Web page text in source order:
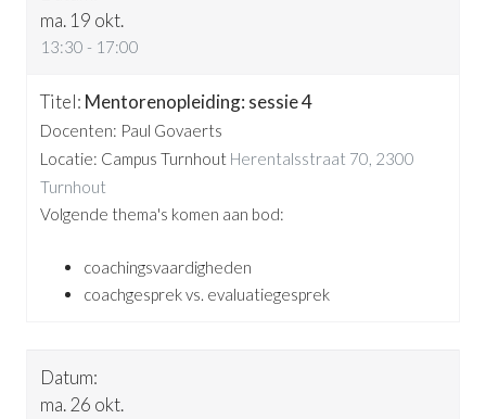
ma. 19 okt.
13:30 - 17:00
Mentorenopleiding: sessie 4
Docenten: Paul Govaerts
Locatie: Campus Turnhout Herentalsstraat 70, 2300
Turnhout
Volgende thema's komen aan bod:
coachingsvaardigheden
coachgesprek vs. evaluatiegesprek
ma. 26 okt.